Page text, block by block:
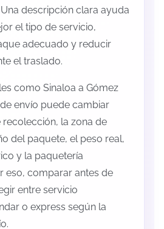
descripción clara ayuda
el tipo de servicio,
adecuado y reducir
el traslado.
como Sinaloa a Gómez
envío puede cambiar
recolección, la zona de
del paquete, el peso real,
y la paquetería
eso, comparar antes de
entre servicio
o express según la